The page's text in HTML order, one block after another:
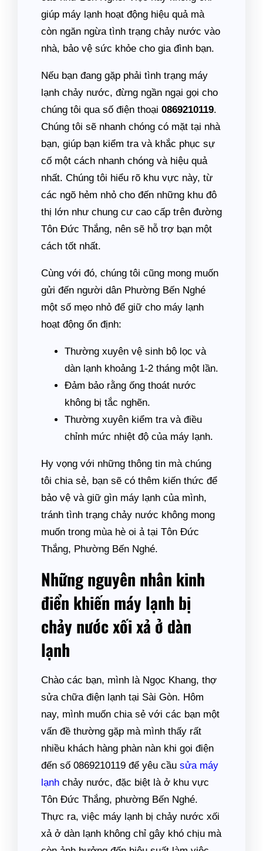
giúp máy lạnh hoạt động hiệu quả mà
còn ngăn ngừa tình trạng chảy nước vào
nhà, bảo vệ sức khỏe cho gia đình bạn.
Nếu bạn đang gặp phải tình trạng máy
lạnh chảy nước, đừng ngần ngại gọi cho
chúng tôi qua số điện thoại 0869210119.
Chúng tôi sẽ nhanh chóng có mặt tại nhà
bạn, giúp bạn kiểm tra và khắc phục sự
cố một cách nhanh chóng và hiệu quả
nhất. Chúng tôi hiểu rõ khu vực này, từ
các ngõ hẻm nhỏ cho đến những khu đô
thị lớn như chung cư cao cấp trên đường
Tôn Đức Thắng, nên sẽ hỗ trợ bạn một
cách tốt nhất.
Cùng với đó, chúng tôi cũng mong muốn
gửi đến người dân Phường Bến Nghé
một số mẹo nhỏ để giữ cho máy lạnh
hoạt động ổn định:
Thường xuyên vệ sinh bộ lọc và
dàn lạnh khoảng 1-2 tháng một lần.
Đảm bảo rằng ống thoát nước
không bị tắc nghẽn.
Thường xuyên kiểm tra và điều
chỉnh mức nhiệt độ của máy lạnh.
Hy vọng với những thông tin mà chúng
tôi chia sẻ, bạn sẽ có thêm kiến thức để
bảo vệ và giữ gìn máy lạnh của mình,
tránh tình trạng chảy nước không mong
muốn trong mùa hè oi ả tại Tôn Đức
Thắng, Phường Bến Nghé.
Những nguyên nhân kinh
điển khiến máy lạnh bị
chảy nước xối xả ở dàn
lạnh
Chào các bạn, mình là Ngọc Khang, thợ
sửa chữa điện lạnh tại Sài Gòn. Hôm
nay, mình muốn chia sẻ với các bạn một
vấn đề thường gặp mà mình thấy rất
nhiều khách hàng phàn nàn khi gọi điện
đến số 0869210119 để yêu cầu sửa máy
lạnh chảy nước, đặc biệt là ở khu vực
Tôn Đức Thắng, phường Bến Nghé.
Thực ra, việc máy lạnh bị chảy nước xối
xả ở dàn lạnh không chỉ gây khó chịu mà